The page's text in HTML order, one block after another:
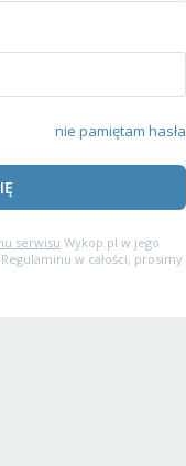
nie pamiętam hasła
serwisu Wykop.pl w jego
w całości, prosimy